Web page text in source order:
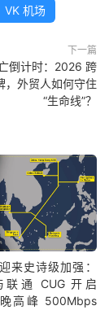
VK 机场
下一篇
倒计时：2026 跨
，外贸人如何守住
“生命线”？
来史诗级加强：
联通 CUG 开启
高峰 500Mbps